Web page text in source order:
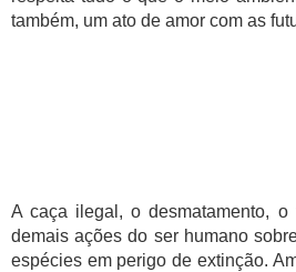
também, um ato de amor com as
A caça ilegal, o desmatamento,
demais ações do ser humano
espécies em perigo de extinção.